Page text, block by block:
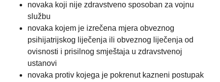
novaka koji nije zdravstveno sposoban za vojnu
službu
novaka kojem je izrečena mjera obveznog
psihijatrijskog liječenja ili obveznog liječenja od
ovisnosti i prisilnog smještaja u zdravstvenoj
ustanovi
novaka protiv kojega je pokrenut kazneni postupak